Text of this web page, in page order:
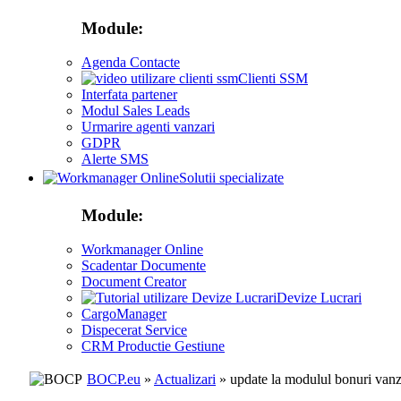
Module:
Agenda Contacte
Clienti SSM
Interfata partener
Modul Sales Leads
Urmarire agenti vanzari
GDPR
Alerte SMS
Solutii specializate
Module:
Workmanager Online
Scadentar Documente
Document Creator
Devize Lucrari
CargoManager
Dispecerat Service
CRM Productie Gestiune
BOCP.eu » Actualizari » update la modulul bonuri